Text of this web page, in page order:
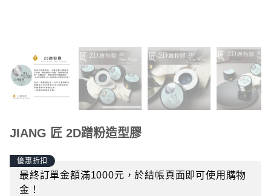
JIANG 匠 2D蹭粉造型膠
優惠折扣
最終訂單金額滿1000元，於結帳頁面即可使用購物
金！